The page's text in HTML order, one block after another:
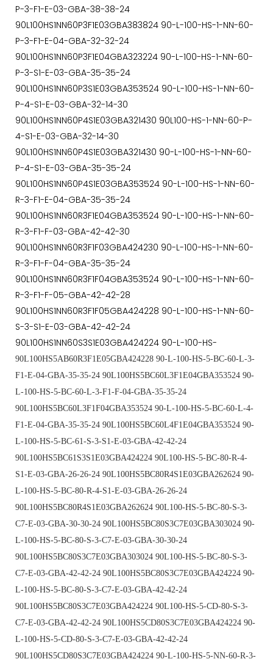
P-3-F1-E-03-GBA-38-38-24
90L100HS1NN60P3F1E03GBA383824 90-L-100-HS-1-NN-60-
P-3-F1-E-04-GBA-32-32-24
90L100HS1NN60P3F1E04GBA323224 90-L-100-HS-1-NN-60-
P-3-S1-E-03-GBA-35-35-24
90L100HS1NN60P3S1E03GBA353524 90-L-100-HS-1-NN-60-
P-4-S1-E-03-GBA-32-14-30
90L100HS1NN60P4S1E03GBA321430 90L100-HS-1-NN-60-P-
4-S1-E-03-GBA-32-14-30
90L100HS1NN60P4S1E03GBA321430 90-L-100-HS-1-NN-60-
P-4-S1-E-03-GBA-35-35-24
90L100HS1NN60P4S1E03GBA353524 90-L-100-HS-1-NN-60-
R-3-F1-E-04-GBA-35-35-24
90L100HS1NN60R3F1E04GBA353524 90-L-100-HS-1-NN-60-
R-3-F1-F-03-GBA-42-42-30
90L100HS1NN60R3F1F03GBA424230 90-L-100-HS-1-NN-60-
R-3-F1-F-04-GBA-35-35-24
90L100HS1NN60R3F1F04GBA353524 90-L-100-HS-1-NN-60-
R-3-F1-F-05-GBA-42-42-28
90L100HS1NN60R3F1F05GBA424228 90-L-100-HS-1-NN-60-
S-3-S1-E-03-GBA-42-42-24
90L100HS1NN60S3S1E03GBA424224 90-L-100-HS-
90L100HS5AB60R3F1E05GBA424228 90-L-100-HS-5-BC-60-L-3-
F1-E-04-GBA-35-35-24 90L100HS5BC60L3F1E04GBA353524 90-
L-100-HS-5-BC-60-L-3-F1-F-04-GBA-35-35-24
90L100HS5BC60L3F1F04GBA353524 90-L-100-HS-5-BC-60-L-4-
F1-E-04-GBA-35-35-24 90L100HS5BC60L4F1E04GBA353524 90-
L-100-HS-5-BC-61-S-3-S1-E-03-GBA-42-42-24
90L100HS5BC61S3S1E03GBA424224 90L100-HS-5-BC-80-R-4-
S1-E-03-GBA-26-26-24 90L100HS5BC80R4S1E03GBA262624 90-
L-100-HS-5-BC-80-R-4-S1-E-03-GBA-26-26-24
90L100HS5BC80R4S1E03GBA262624 90L100-HS-5-BC-80-S-3-
C7-E-03-GBA-30-30-24 90L100HS5BC80S3C7E03GBA303024 90-
L-100-HS-5-BC-80-S-3-C7-E-03-GBA-30-30-24
90L100HS5BC80S3C7E03GBA303024 90L100-HS-5-BC-80-S-3-
C7-E-03-GBA-42-42-24 90L100HS5BC80S3C7E03GBA424224 90-
L-100-HS-5-BC-80-S-3-C7-E-03-GBA-42-42-24
90L100HS5BC80S3C7E03GBA424224 90L100-HS-5-CD-80-S-3-
C7-E-03-GBA-42-42-24 90L100HS5CD80S3C7E03GBA424224 90-
L-100-HS-5-CD-80-S-3-C7-E-03-GBA-42-42-24
90L100HS5CD80S3C7E03GBA424224 90-L-100-HS-5-NN-60-R-3-